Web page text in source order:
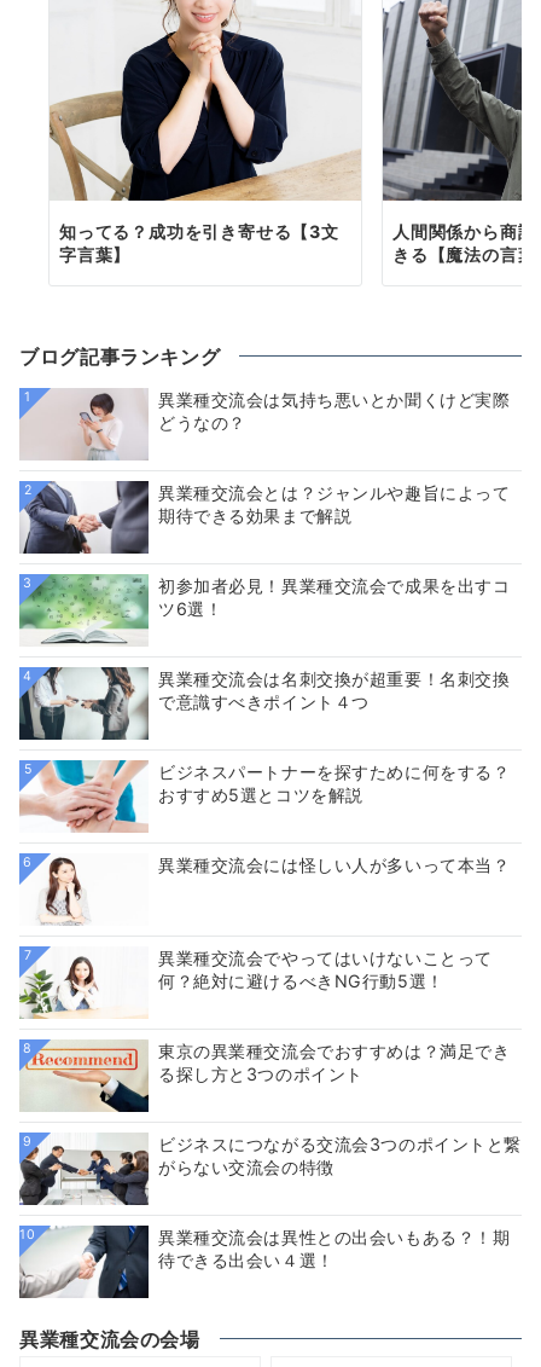
知ってる？成功を引き寄せる【3文
字言葉】
人間関係から商
きる【魔法の言葉
ブログ記事ランキング
1
異業種交流会は気持ち悪いとか聞くけど実際
どうなの？
2
異業種交流会とは？ジャンルや趣旨によって
期待できる効果まで解説
3
初参加者必見！異業種交流会で成果を出すコ
ツ6選！
4
異業種交流会は名刺交換が超重要！名刺交換
で意識すべきポイント４つ
5
ビジネスパートナーを探すために何をする？
おすすめ5選とコツを解説
6 異業種交流会には怪しい人が多いって本当？
7
異業種交流会でやってはいけないことって
何？絶対に避けるべきNG行動5選！
8
東京の異業種交流会でおすすめは？満足でき
る探し方と3つのポイント
9
ビジネスにつながる交流会3つのポイントと繋
がらない交流会の特徴
10
異業種交流会は異性との出会いもある？！期
待できる出会い４選！
異業種交流会の会場